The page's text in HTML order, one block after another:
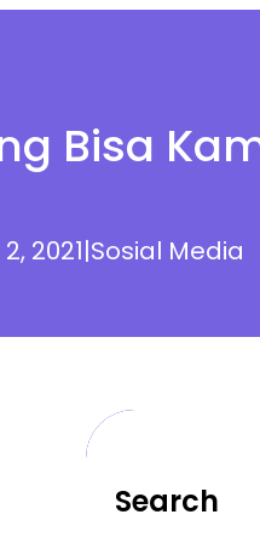
Bisa
2021|Sosial Media
Search